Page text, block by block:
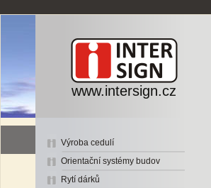
www.intersign.cz
Výroba cedulí
Orientační systémy budov
Rytí dárků